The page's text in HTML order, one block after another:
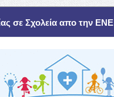
σε Σχολεία απο την ΕΝΕ